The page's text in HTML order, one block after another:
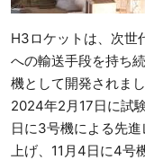
H3ロケットは、次世
への輸送手段を持ち
機として開発されまし
2024年2月17日に試
日に3号機による先
上げ、11月4日に4号